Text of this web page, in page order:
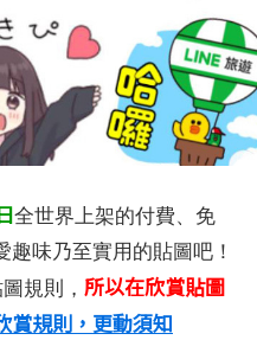
全世界上架的付費、免
味乃至實用的貼圖吧！
規則， 所以在欣賞貼圖
賞規則，更動須知